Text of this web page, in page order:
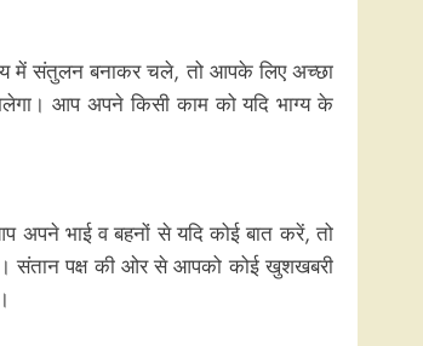
में संतुलन बनाकर चले, तो आपके लिए अच्छा
आप अपने किसी काम को यदि भाग्य के
अपने भाई व बहनों से यदि कोई बात करें, तो
संतान पक्ष की ओर से आपको कोई खुशखबरी